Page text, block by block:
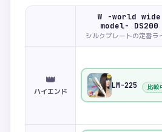
W -world wide
model- DS200
シルクプレートの定番ラ
👑
ハイエンド
LM-225 比較